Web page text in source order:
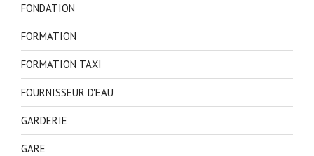
FONDATION
FORMATION
FORMATION TAXI
FOURNISSEUR D'EAU
GARDERIE
GARE